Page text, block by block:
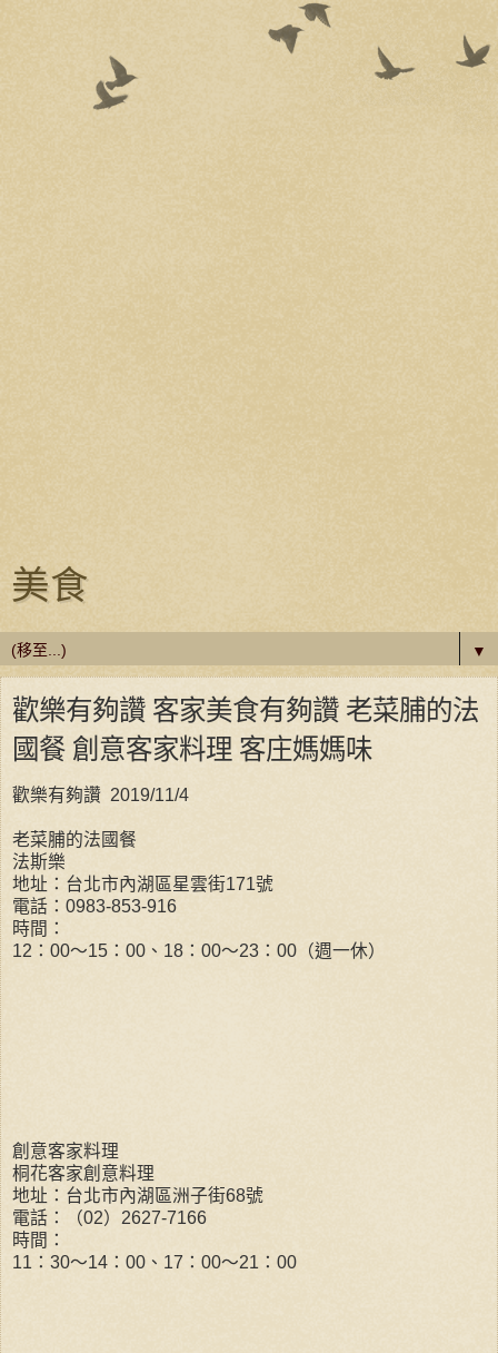
美食
▼
歡樂有夠讚 客家美食有夠讚 老菜脯的法
國餐 創意客家料理 客庄媽媽味
歡樂有夠讚 2019/11/4
老菜脯的法國餐
法斯樂
地址：台北市內湖區星雲街171號
電話：0983-853-916
時間：
12 ： 00～15 ： 00 、 18 ： 00～23 ： 00 （週一休）
創意客家料理
桐花客家創意料理
地址：台北市內湖區洲子街68號
電話：
（02） 2627-7166
時間：
11 ： 30～14 ： 00 、 17 ： 00～21 ： 00